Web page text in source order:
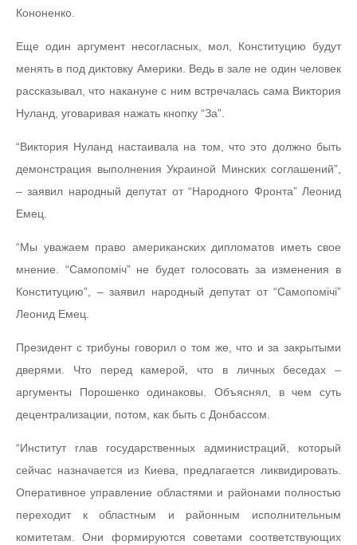
Кононенко.
Еще один аргумент несогласных, мол, Конституцию будут
менять в под диктовку Америки. Ведь в зале не один человек
рассказывал, что накануне с ним встречалась сама Виктория
Нуланд, уговаривая нажать кнопку “За”.
“Виктория Нуланд настаивала на том, что это должно быть
демонстрация выполнения Украиной Минских соглашений”,
– заявил народный депутат от “Народного Фронта” Леонид
Емец.
“Мы уважаем право американских дипломатов иметь свое
мнение. “Самопоміч” не будет голосовать за изменения в
Конституцию”, – заявил народный депутат от “Самопомічі”
Леонид Емец.
Президент с трибуны говорил о том же, что и за закрытыми
дверями. Что перед камерой, что в личных беседах –
аргументы Порошенко одинаковы. Объяснял, в чем суть
децентрализации, потом, как быть с Донбассом.
“Институт глав государственных администраций, который
сейчас назначается из Киева, предлагается ликвидировать.
Оперативное управление областями и районами полностью
переходит к областным и районным исполнительным
комитетам. Они формируются советами соответствующих